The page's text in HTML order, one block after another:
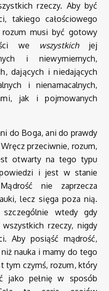
rzeczy. Aby być
takiego całościowego
rozum musi być gotowy
we wszystkichjej
i niewymiernych,
dających i niedających
i nienamacalnych,
jak i pojmowanych
do Boga, ani do prawdy
przeciwnie, rozum,
otwarty na tego typu
i jest w stanie
nie zaprzecza
lecz sięga poza nią.
szczególnie wtedy gdy
rzeczy, nigdy
Aby posiąść mądrość,
nauka i mamy do tego
tym czymś, rozum, który
jako pełnię w sposób